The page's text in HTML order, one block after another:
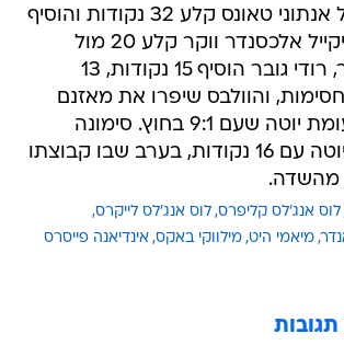
טוב בליגה. קרל אנתוני טאונס קלע 32 נקודות והוסיף
11 ריבאונדים, ניקייל אלכסנדר ווקר קלע 20 מול
קבוצתו לשעבר, רודי גובר הוסיף 15 נקודות, 13
ריבאונדים ו-3 חסימות, והוולבס שיפרו את מאזנם
ל-1:9 בבית, לעומת יוטה שעם 9:1 בחוץ. סימונה
פונטקיו בלט ביוטה עם 16 נקודות, בערב שבו קבוצתו
לוס אנג'לס קליפרס לוס אנג'לס לייקרס
מיאמי היט מילווקי באקס אינדיאנה פייסרס